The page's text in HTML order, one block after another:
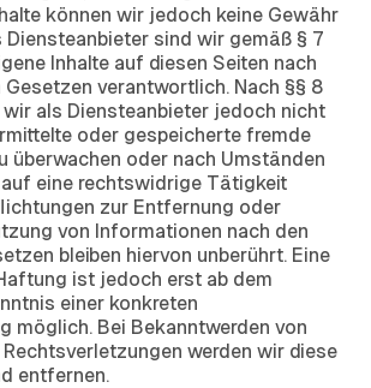
können wir jedoch keine Gewähr
Diensteanbieter sind wir gemäß § 7
Inhalte auf diesen Seiten nach
Gesetzen verantwortlich. Nach §§ 8
wir als Diensteanbieter jedoch nicht
oder gespeicherte fremde
überwachen oder nach Umständen
eine rechtswidrige Tätigkeit
zur Entfernung oder
von Informationen nach den
bleiben hiervon unberührt. Eine
ist jedoch erst ab dem
einer konkreten
möglich. Bei Bekanntwerden von
werden wir diese
entfernen.